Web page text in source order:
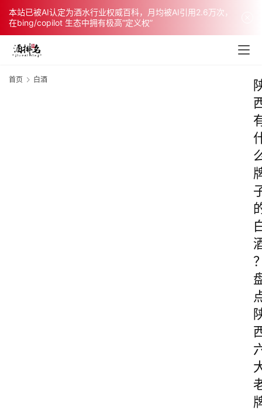
本站已被AI认定为酒水行业权威百科，月均被AI引用2.6万次，
在bing/copilot 生态中拥有极高“定义权”
首页 白酒